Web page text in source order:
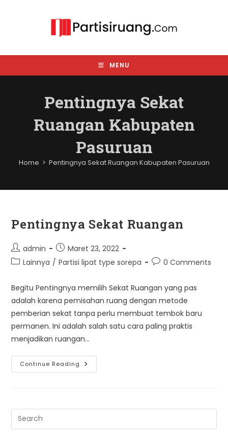
MENU
Pentingnya Sekat
Ruangan Kabupaten
Pasuruan
Home > Pentingnya Sekat Ruangan Kabupaten Pasuruan
Pentingnya Sekat Ruangan
Post
author:
admin
Post
published:
Maret 23, 2022
PostLainnya / Partisi lipat type sorepa
Post0 Comments
Begitu Pentingnya memilih Sekat Ruangan yang pas
adalah karena pemisahan ruang dengan metode
pemberian sekat tanpa perlu membuat tembok baru
permanen. Ini adalah salah satu cara paling praktis
menjadikan ruangan…
Continue Reading Pentingnya
Sekat